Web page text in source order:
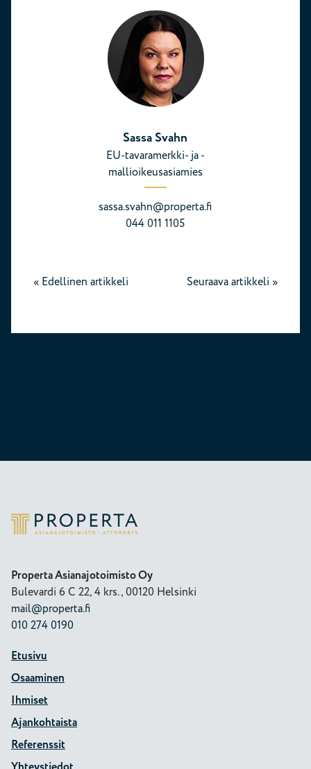
Sassa Svahn
EU-tavaramerkki- ja -
mallioikeusasiamies
sassa.svahn@properta.fi
044 011 1105
« Edellinen artikkeli Seuraava artikkeli »
Properta
Properta Asianajotoimisto Oy
Bulevardi 6 C 22, 4 krs., 00120 Helsinki
mail@properta.fi
010 274 0190
Etusivu
Osaaminen
Ihmiset
Ajankohtaista
Referenssit